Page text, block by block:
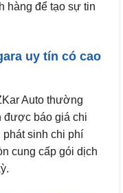
hàng để tạo sự tin
uy tín có cao
Auto thường
được báo giá chi
sinh chi phí
cung cấp gói dịch